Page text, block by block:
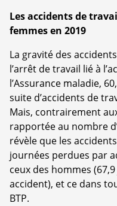
Les accidents de
femmes en 2019
La gravité des
l’arrêt de travail lié à
l’Assurance maladie,
suite d’accidents de
Mais, contrairement
rapportée au nombre
révèle que les
journées perdues par
ceux des hommes
accident), et ce dans
BTP.